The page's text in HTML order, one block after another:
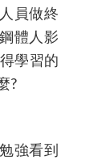
員做終
體人影
學習的
?
強看到